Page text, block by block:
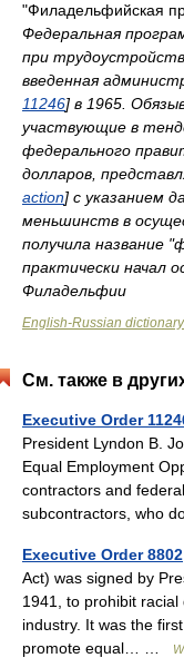
"Филадельфийская
Федеральная
при
введенная
11246] в 1965.
участвующие в
федерального
долларов,
action] с указанием
меньшинств в
получила название
практически начал
Филадельфии
English-Russian
См. также в
Executive Order
President Lyndon B.
Equal Employment
contractors and
subcontractors, who
Executive Order 8802
Act) was signed by
1941, to prohibit
industry. It was the
promote equal… …